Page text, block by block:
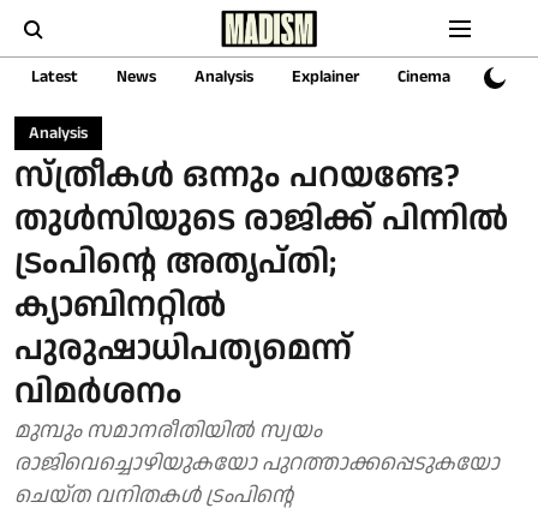
Latest News Analysis Explainer Cinema Sports
Analysis
സ്ത്രീകൾ ഒന്നും പറയണ്ടേ?
തുൾസിയുടെ രാജിക്ക് പിന്നിൽ
ട്രംപിന്റെ അതൃപ്തി;
ക്യാബിനറ്റിൽ
പുരുഷാധിപത്യമെന്ന്
വിമർശനം
മുമ്പും സമാനരീതിയിൽ സ്വയം
രാജിവെച്ചൊഴിയുകയോ പുറത്താക്കപ്പെടുകയോ
ചെയ്ത വനിതകൾ ട്രംപിന്റെ